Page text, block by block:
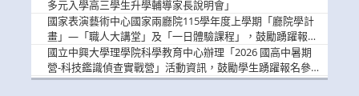
多元入學高三學生升學輔導家長說明會」
國家表演藝術中心國家兩廳院115學年度上學期「廳院學計
畫」—「職人大講堂」及「一日體驗課程」，鼓勵踴躍報名
參與。
國立中興大學理學院科學教育中心辦理「2026 國高中暑期
營-科技鑑識偵查實戰營」活動資訊，鼓勵學生踴躍報名參
加。